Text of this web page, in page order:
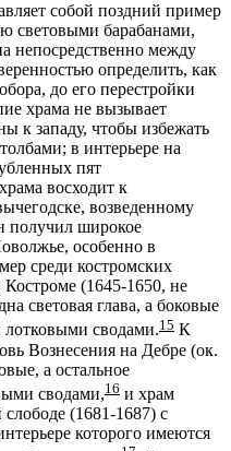
собой поздний пример
световыми барабанами,
непосредственно между
определить, как
до его перестройки
храма не вызывает
к западу, чтобы избежать
в интерьере на
пят
восходит к
возведенному
получил широкое
особенно в
среди костромских
(1645-1650, не
световая глава, а боковые
сводами.15 К
Вознесения на Дебре (ок.
а остальное
сводами,16 и храм
(1681-1687) с
которого имеются